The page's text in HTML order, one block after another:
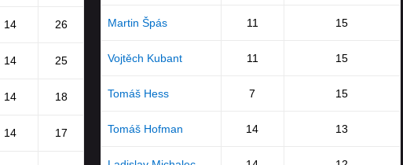
14 26
14 25
14 18
14 17
Martin Špás 11 15
Vojtěch Kubant 11 15
Tomáš Hess 7 15
Tomáš Hofman 14 13